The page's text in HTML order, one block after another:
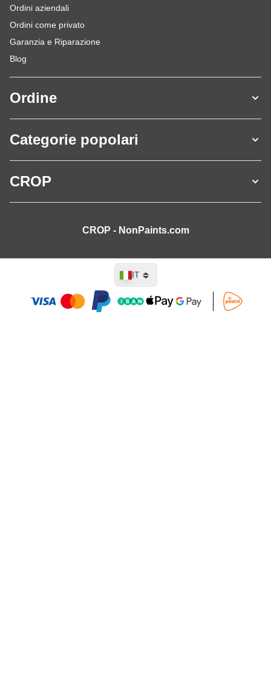
Ordini aziendali
Ordini come privato
Garanzia e Riparazione
Blog
Ordine
Categorie popolari
CROP
CROP - NonPaints.com
Lingua
IT